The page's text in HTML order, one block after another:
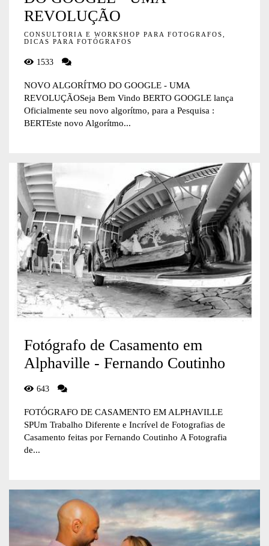
REVOLUÇÃO
CONSULTORIA E WORKSHOP PARA FOTOGRAFOS,
DICAS PARA FOTÓGRAFOS
1533
NOVO ALGORÍTMO DO GOOGLE - UMA
REVOLUÇÃOSeja Bem Vindo BERTO GOOGLE lança
Oficialmente seu novo algorítmo, para a Pesquisa :
BERTEste novo Algorítmo...
Fotógrafo de Casamento em
Alphaville - Fernando Coutinho
643
FOTÓGRAFO DE CASAMENTO EM ALPHAVILLE
SPUm Trabalho Diferente e Incrível de Fotografias de
Casamento feitas por Fernando Coutinho A Fotografia
de...